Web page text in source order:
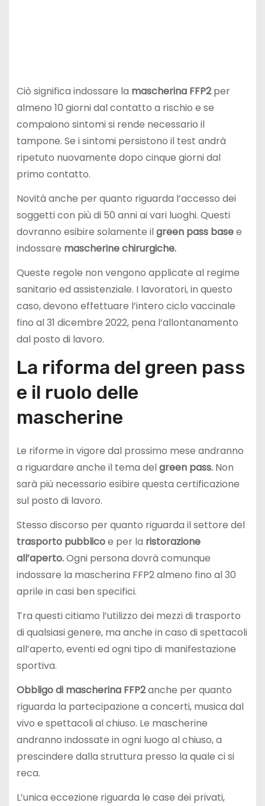
Ciò significa indossare la mascherina FFP2per
almeno 10 giorni dal contatto a rischio e se
compaiono sintomi si rende necessario il
tampone. Se i sintomi persistono il test andrà
ripetuto nuovamente dopo cinque giorni dal
primo contatto.
Novità anche per quanto riguarda l’accesso dei
soggetti con più di 50 anni ai vari luoghi. Questi
dovranno esibire solamente ilgreen pass basee
indossare mascherine chirurgiche.
Queste regole non vengono applicate al regime
sanitario ed assistenziale. I lavoratori, in questo
caso, devono effettuare l’intero ciclo vaccinale
fino al 31 dicembre 2022, pena l’allontanamento
dal posto di lavoro.
La riforma del green pass
e il ruolo delle
mascherine
Le riforme in vigore dal prossimo mese andranno
a riguardare anche il tema delgreen pass.Non
sarà più necessario esibire questa certificazione
sul posto di lavoro.
Stesso discorso per quanto riguarda il settore del
trasporto pubblicoe per la ristorazione
all’aperto.Ogni persona dovrà comunque
indossare la mascherina FFP2 almeno fino al 30
aprile in casi ben specifici.
Tra questi citiamo l’utilizzo dei mezzi di trasporto
di qualsiasi genere, ma anche in caso di spettacoli
all’aperto, eventi ed ogni tipo di manifestazione
sportiva.
Obbligo di mascherina FFP2anche per quanto
riguarda la partecipazione a concerti, musica dal
vivo e spettacoli al chiuso. Le mascherine
andranno indossate in ogni luogo al chiuso, a
prescindere dalla struttura presso la quale ci si
reca.
L’unica eccezione riguarda le case dei privati,